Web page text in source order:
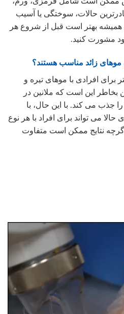
حالات، سوختگی یا آسیب
همیشه بهتر است قبل از شروع هر
مشورت کنید.
زائد مناسب هستند؟
برای افرادی با موهای تیره و
این است که ملانین در
جذب می کند. با این حال، با
می تواند برای افراد با هر نوع
نتایج ممکن است متفاوت